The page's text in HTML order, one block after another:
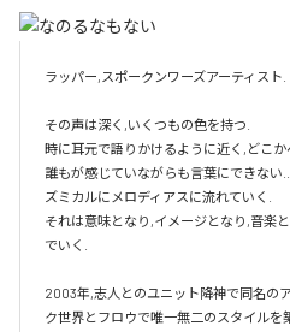
ラッパー,スポークンワーズアーティスト.
その声は深く,いくつもの色を持つ.
時に耳元で語りかけるように近く,どこ
誰もが感じていながらも言葉にできない
ズミカルにメロディアスに流れていく.
それは意味となり,イメージとなり,音楽
でいく.
2003年,志人とのユニット降神で同名の
ク世界とフロウで唯一無二のスタイルを